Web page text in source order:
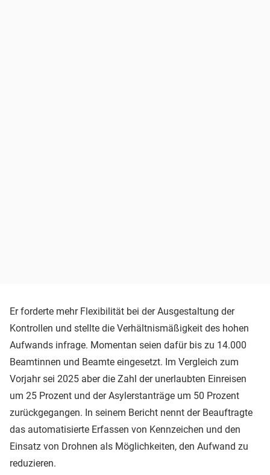
Er forderte mehr Flexibilität bei der Ausgestaltung der
Kontrollen und stellte die Verhältnismäßigkeit des hohen
Aufwands infrage. Momentan seien dafür bis zu 14.000
Beamtinnen und Beamte eingesetzt. Im Vergleich zum
Vorjahr sei 2025 aber die Zahl der unerlaubten Einreisen
um 25 Prozent und der Asylerstanträge um 50 Prozent
zurückgegangen. In seinem Bericht nennt der Beauftragte
das automatisierte Erfassen von Kennzeichen und den
Einsatz von Drohnen als Möglichkeiten, den Aufwand zu
reduzieren.